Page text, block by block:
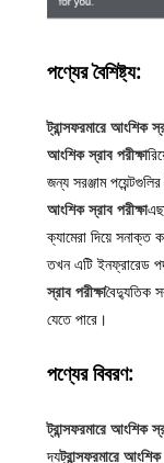
পণ্যের বৈশিষ্ট্য:
ট্রান্সফরমারে আংশিক
আংশিক স্রাব পরীক্ষা
জন্য সরঞ্জাম
আংশিক স্রাব পরীক্ষা
ক্যামেরা দিয়ে সনাক্ত
তখন এটি ইনফ্রারেড
স্রাব পরীক্ষাবৈদ্যুতিক
যেতে পারে।
পণ্যের বিবরণ:
ট্রান্সফরমারে আংশিক
দ্যট্রান্সফরমারে আংশিক